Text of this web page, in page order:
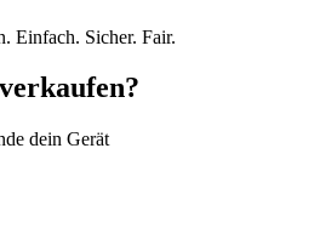
Einfach. Sicher. Fair.
dein Gerät